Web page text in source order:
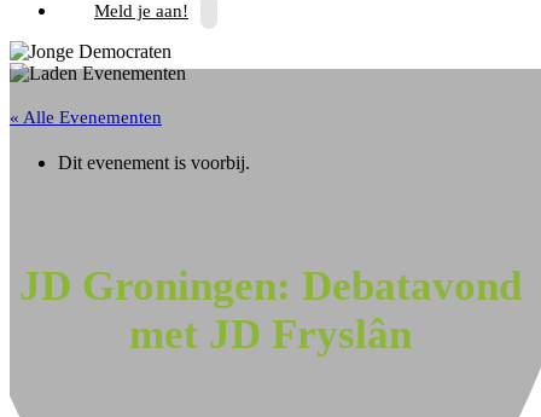
Meld je aan!
« Alle Evenementen
Dit evenement is voorbij.
JD Groningen: Debatavond
met JD Fryslân